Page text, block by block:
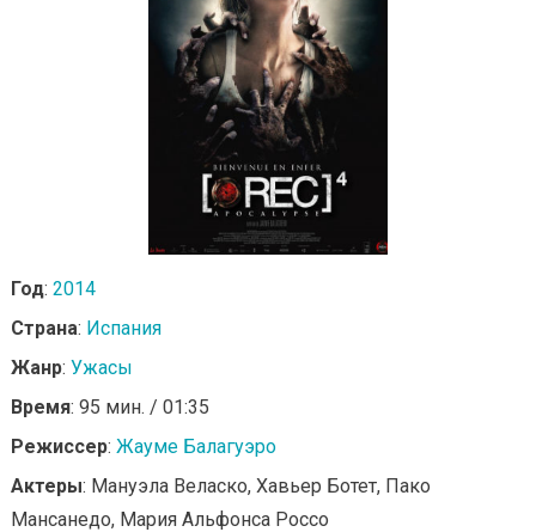
Год: 2014
Страна: Испания
Жанр: Ужасы
Время: 95 мин. / 01:35
Режиссер: Жауме Балагуэро
Актеры: Мануэла Веласко, Хавьер Ботет, Пако
Мансанедо, Мария Альфонса Россо